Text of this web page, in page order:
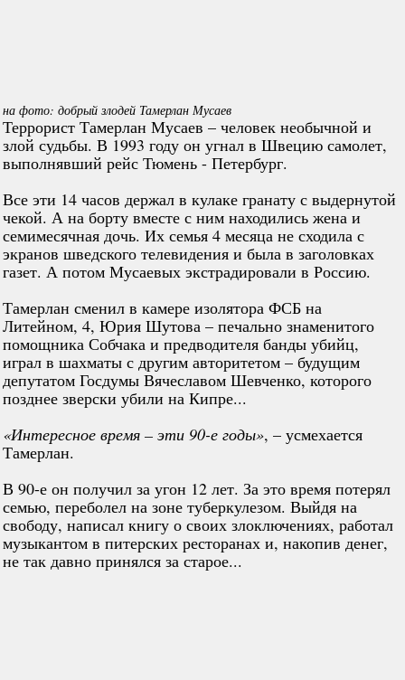
на фото: добрый злодей Тамерлан Мусаев
Террорист Тамерлан Мусаев – человек необычной и
злой судьбы. В 1993 году он угнал в Швецию самолет,
выполнявший рейс Тюмень - Петербург.
Все эти 14 часов держал в кулаке гранату с выдернутой
чекой. А на борту вместе с ним находились жена и
семимесячная дочь. Их семья 4 месяца не сходила с
экранов шведского телевидения и была в заголовках
газет. А потом Мусаевых экстрадировали в Россию.
Тамерлан сменил в камере изолятора ФСБ на
Литейном, 4, Юрия Шутова – печально знаменитого
помощника Собчака и предводителя банды убийц,
играл в шахматы с другим авторитетом – будущим
депутатом Госдумы Вячеславом Шевченко, которого
позднее зверски убили на Кипре...
«Интересное время – эти 90-е годы», – усмехается
Тамерлан.
В 90-е он получил за угон 12 лет. За это время потерял
семью, переболел на зоне туберкулезом. Выйдя на
свободу, написал книгу о своих злоключениях, работал
музыкантом в питерских ресторанах и, накопив денег,
не так давно принялся за старое...